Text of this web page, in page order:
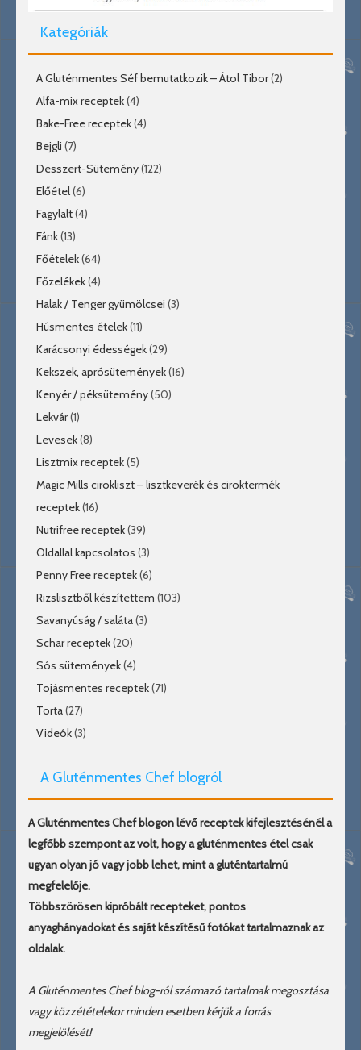
Kategóriák
A Gluténmentes Séf bemutatkozik – Átol Tibor(2)
Alfa-mix receptek(4)
Bake-Free receptek(4)
Bejgli (7)
Desszert-Sütemény(122)
Előétel(6)
Fagylalt(4)
Fánk(13)
Főételek(64)
Főzelékek(4)
Halak / Tenger gyümölcsei (3)
Húsmentes ételek(11)
Karácsonyi édességek(29)
Kekszek, aprósütemények(16)
Kenyér / péksütemény(50)
Lekvár(1)
Levesek(8)
Lisztmix receptek(5)
Magic Mills cirokliszt – lisztkeverék és ciroktermék
receptek(16)
Nutrifree receptek(39)
Oldallal kapcsolatos (3)
Penny Free receptek(6)
Rizslisztből készítettem (103)
Savanyúság / saláta(3)
Schar receptek(20)
Sós sütemények(4)
Tojásmentes receptek(71)
Torta(27)
Videók(3)
A Gluténmentes Chef blogról
A Gluténmentes Chef blogon lévő receptek kifejlesztésénél a
legfőbb szempont az volt, hogy a gluténmentes étel csak
ugyan olyan jó vagy jobb lehet, mint a gluténtartalmú
megfelelője.
Többszörösen kipróbált recepteket, pontos
anyaghányadokat és saját készítésű fotókat tartalmaznak az
oldalak.
A Gluténmentes Chef blog-ról származó tartalmak megosztása
vagy közzétételekor minden esetben kérjük a forrás
megjelölését!